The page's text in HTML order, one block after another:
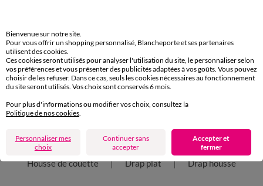
Retours Gratuits
sous 30 jours avec Mondial Relay uniquement
Taie d'oreiller
Housse de couette
Drap plat Drap housse
Bienvenue sur notre site.
Pour vous offrir un shopping personnalisé, Blancheporte et ses partenaires
utilisent des cookies.
Ces cookies seront utilisés pour analyser l'utilisation du site, le personnaliser selon
vos préférences et vous présenter des publicités adaptées à vos goûts. Vous pouvez
choisir de les refuser. Dans ce cas, seuls les cookies nécessaires au fonctionnement
du site seront utilisés. Vos choix sont conservés 6 mois.
Pour plus d'informations ou modifier vos choix, consultez la
Politique de nos cookies.
Personnaliser mes
choix
Continuer sans
accepter
Accepter et
fermer